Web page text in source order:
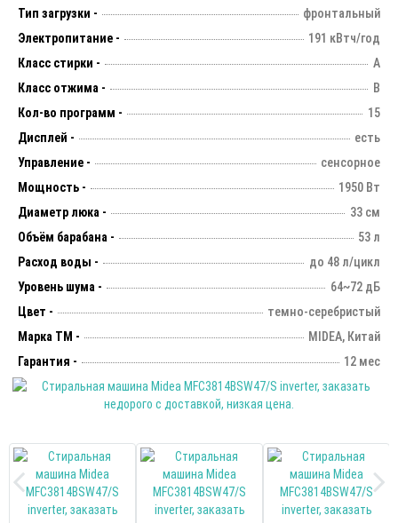
Тип загрузки -
фронтальный
Электропитание -
191 кВтч/год
Класс стирки -
А
Класс отжима -
B
Кол-во программ -
15
Дисплей -
есть
Управление -
сенсорное
Мощность -
1950 Вт
Диаметр люка -
33 см
Объём барабана -
53 л
Расход воды -
до 48 л/цикл
Уровень шума -
64~72 дБ
Цвет -
темно-серебристый
Марка ТМ -
MIDEA, Китай
Гарантия -
12 мес